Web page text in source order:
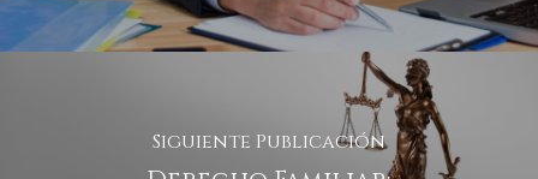
Siguiente Publicación